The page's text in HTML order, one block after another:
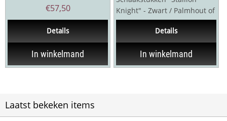
€57,50
Details
In winkelmand
Knight" - Zwart / Palmhout of
Acacia / Palmhout -
Koningshoogte 95...
Details
In winkelmand
Laatst bekeken items